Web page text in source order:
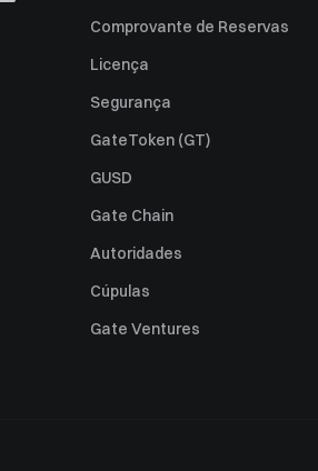
Comprovante de Reservas
Licença
Segurança
GateToken (GT)
GUSD
Gate Chain
Autoridades
Cúpulas
Gate Ventures